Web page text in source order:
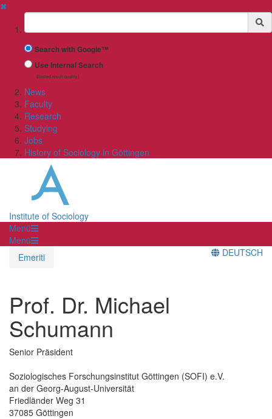
✖
Suchbegriff
Search with Google™
Use Internal Search
(limited result quality)
News
Faculty
Research
Studying
Jobs
History of Sociology in Göttingen
Institute of Sociology
Menü
Menü
Emeriti
DEUTSCH
Prof. Dr. Michael
Schumann
Senior Präsident
Soziologisches Forschungsinstitut Göttingen (SOFI) e.V.
an der Georg-August-Universität
Friedländer Weg 31
37085 Göttingen